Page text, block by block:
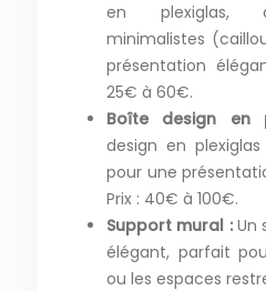
en plexiglas,
minimalistes
présentation
25€ à 60€.
Boîte design en
design en
pour une
Prix : 40€ à 100€.
Support mural : Un
élégant, parfait
ou les espaces